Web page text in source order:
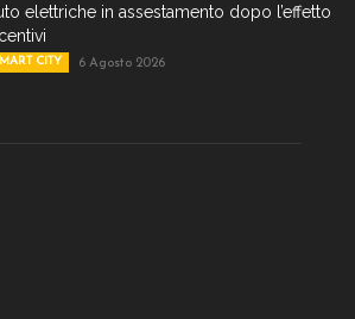
elettriche in assestamento dopo l’effetto
CITY 6 Agosto 2026